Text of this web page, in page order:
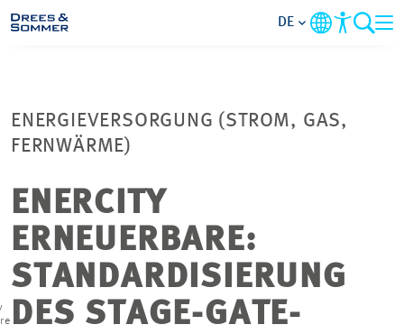
IM FOKUS
DE
ENERGIEVERSORGUNG (STROM, GAS,
FERNWÄRME)
ENERCITY
ERNEUERBARE:
STANDARDISIERUNG
DES STAGE-GATE-